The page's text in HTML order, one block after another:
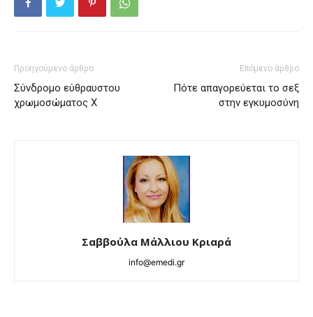
Προηγούμενο άρθρο
Σύνδρομο εύθραυστου
χρωμοσώματος Χ
Επόμενο άρθρο
Πότε απαγορεύεται το σεξ
στην εγκυμοσύνη
Σαββούλα Μάλλιου Κριαρά
info@emedi.gr